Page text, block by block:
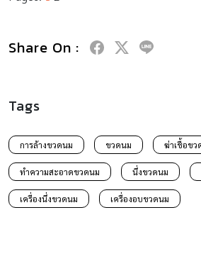
Share On :
Tags
การล้างขวดนม ขวดนม ฆ่าเชื้อขว
ทำความสะอาดขวดนม นึ่งขวดนม
เครื่องนึ่งขวดนม เครื่องอบขวดนม